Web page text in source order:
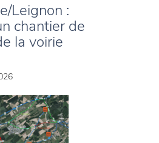
Leignon :
chantier de
la voirie